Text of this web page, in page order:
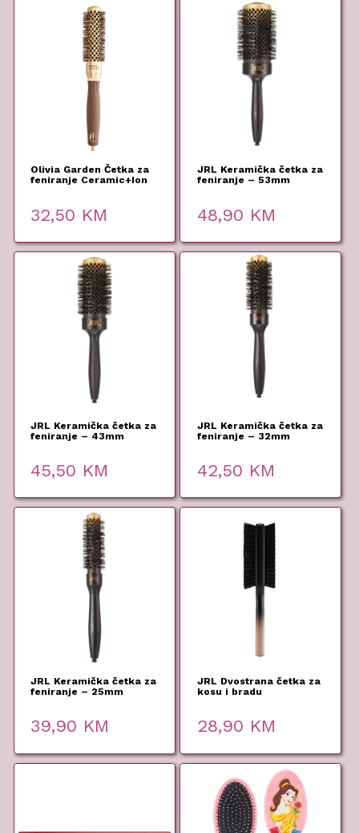
Olivia Garden Četka za
feniranje Ceramic+Ion
32,50 KM
JRL Keramička četka za
feniranje – 53mm
48,90 KM
JRL Keramička četka za
feniranje – 43mm
45,50 KM
JRL Keramička četka za
feniranje – 32mm
42,50 KM
JRL Keramička četka za
feniranje – 25mm
39,90 KM
JRL Dvostrana četka za
kosu i bradu
28,90 KM